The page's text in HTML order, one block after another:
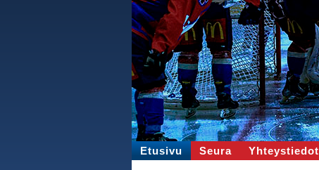
Etusivu Seura Yhteystiedot